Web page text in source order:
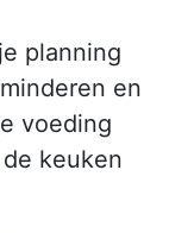
planning
en
voeding
keuken